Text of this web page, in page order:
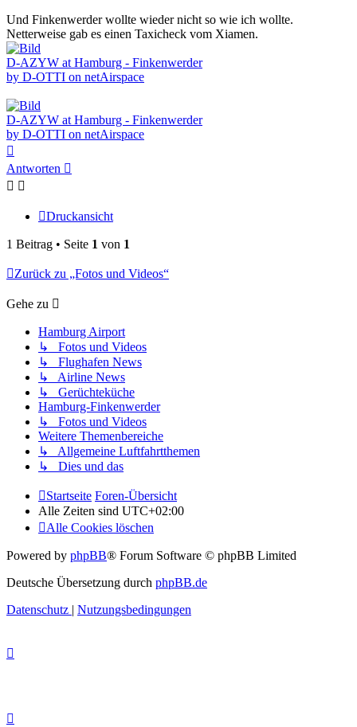
Und Finkenwerder wollte wieder nicht so wie ich wollte.
Netterweise gab es einen Taxicheck vom Xiamen.
D-AZYW at Hamburg - Finkenwerder
by D-OTTI on netAirspace
D-AZYW at Hamburg - Finkenwerder
by D-OTTI on netAirspace
oben
Antworten
Druckansicht
1 Beitrag • Seite 1 von 1
Zurück zu „Fotos und Videos“
Gehe zu
Hamburg Airport
↳ Fotos und Videos
↳ Flughafen News
↳ Airline News
↳ Gerüchteküche
Hamburg-Finkenwerder
↳ Fotos und Videos
Weitere Themenbereiche
↳ Allgemeine Luftfahrtthemen
↳ Dies und das
Startseite Foren-Übersicht
Alle Zeiten sind UTC+02:00
Alle Cookies löschen
Powered by phpBB® Forum Software © phpBB Limited
Deutsche Übersetzung durch phpBB.de
Datenschutz | Nutzungsbedingungen